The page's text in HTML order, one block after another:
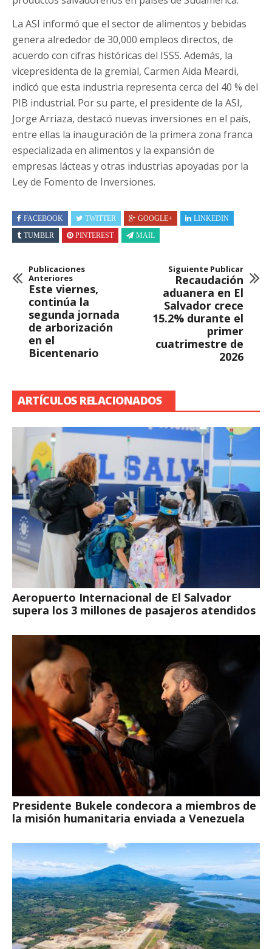
La ASI informó que el sector de alimentos y bebidas
genera alrededor de 30,000 empleos directos, de
acuerdo con cifras históricas del ISSS. Además, la
vicepresidenta de la gremial, Carmen Aida Meardi,
indicó que esta industria representa cerca del 40 % del
PIB industrial. Por su parte, el presidente de la ASI,
Jorge Arriaza, destacó nuevas inversiones en el país,
entre ellas la inauguración de la primera zona franca
especializada en alimentos y la expansión de
empresas lácteas y otras industrias apoyadas por la
Ley de Fomento de Inversiones.
FACEBOOK TWITTER GOOGLE+
LINKEDIN
TUMBLR
PINTEREST MAIL
Publicaciones
Anteriores
Este viernes,
continúa la
segunda jornada
de arborización
en el
Bicentenario
Siguiente Publicar
Recaudación
aduanera en El
Salvador crece
15.2% durante el
primer
cuatrimestre de
2026
ARTÍCULOS RELACIONADOS
Aeropuerto Internacional de El Salvador
supera los 3 millones de pasajeros atendidos
Presidente Bukele condecora a miembros de
la misión humanitaria enviada a Venezuela